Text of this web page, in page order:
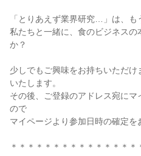
「とりあえず業界研究…」は、も
私たちと一緒に、食のビジネス
か？
少しでもご興味をお持ちいただ
いたします。
その後、ご登録のアドレス宛に
ので
マイページより参加日時の確定を
＊＊＊＊＊＊＊＊＊＊＊＊＊＊＊